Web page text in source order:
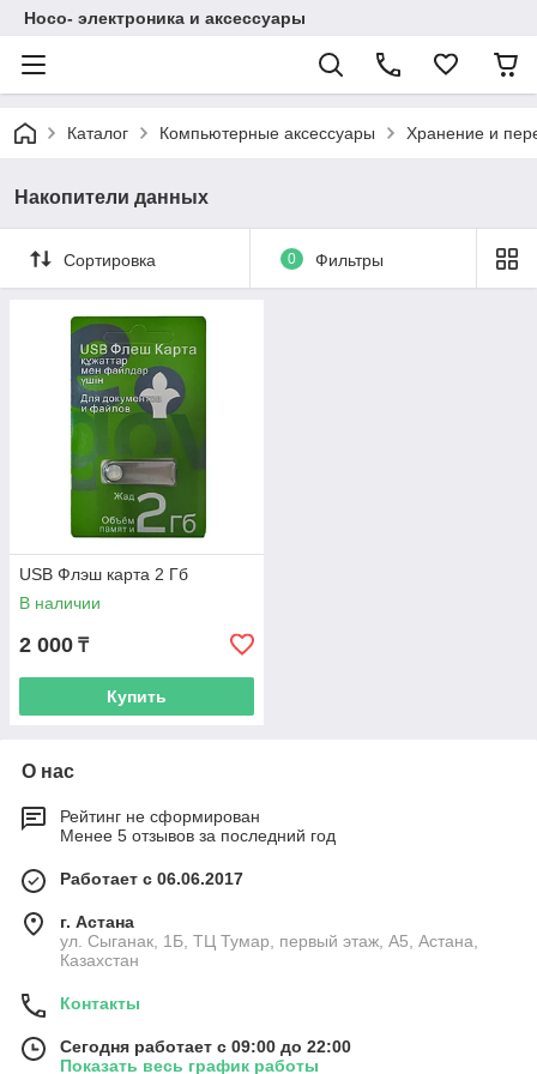
Hoco- электроника и аксессуары
Каталог Компьютерные аксессуары Хранение и
Накопители данных
Сортировка 0 Фильтры
USB Флэш карта 2 Гб
В наличии
2 000 ₸
Купить
О нас
Рейтинг не сформирован
Менее 5 отзывов за последний год
Работает с 06.06.2017
г. Астана
ул. Сыганак, 1Б, ТЦ Тумар, первый этаж, А5, Астана,
Казахстан
Контакты
Сегодня работает с 09:00 до 22:00
Показать весь график работы